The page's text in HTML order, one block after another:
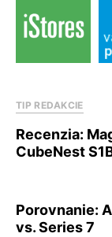
TIP REDAKCIE
Recenzia:
CubeNest
Porovnanie:
vs. Series 7